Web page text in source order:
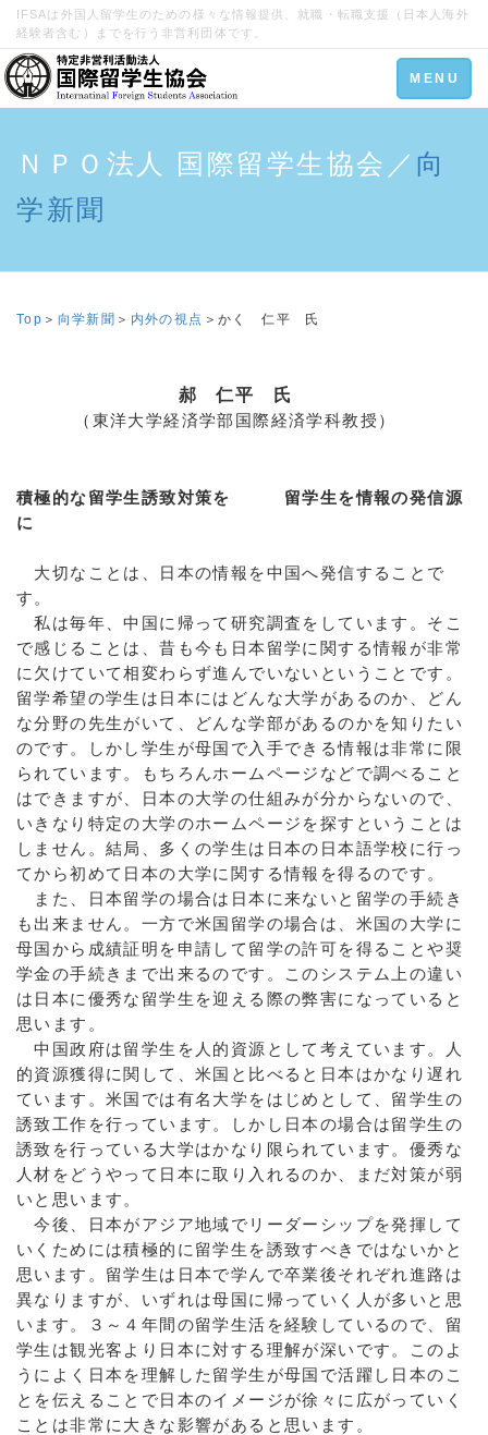
IFSAは外国人留学生のための様々な情報提供、就職・転職支援（日本人海外
経験者含む）までを行う非営利団体です。
Toggle
navigation
MENU
ＮＰＯ法人 国際留学生協会／ 向
学新聞
Top ＞ 向学新聞 ＞ 内外の視点 ＞かく 仁平 氏
郝 仁平 氏
（東洋大学経済学部国際経済学科教授）
積極的な留学生誘致対策を 留学生を情報の発信源
に
大切なことは、日本の情報を中国へ発信することで
す。
私は毎年、中国に帰って研究調査をしています。そこ
で感じることは、昔も今も日本留学に関する情報が非常
に欠けていて相変わらず進んでいないということです。
留学希望の学生は日本にはどんな大学があるのか、どん
な分野の先生がいて、どんな学部があるのかを知りたい
のです。しかし学生が母国で入手できる情報は非常に限
られています。もちろんホームページなどで調べること
はできますが、日本の大学の仕組みが分からないので、
いきなり特定の大学のホームページを探すということは
しません。結局、多くの学生は日本の日本語学校に行っ
てから初めて日本の大学に関する情報を得るのです。
また、日本留学の場合は日本に来ないと留学の手続き
も出来ません。一方で米国留学の場合は、米国の大学に
母国から成績証明を申請して留学の許可を得ることや奨
学金の手続きまで出来るのです。このシステム上の違い
は日本に優秀な留学生を迎える際の弊害になっていると
思います。
中国政府は留学生を人的資源として考えています。人
的資源獲得に関して、米国と比べると日本はかなり遅れ
ています。米国では有名大学をはじめとして、留学生の
誘致工作を行っています。しかし日本の場合は留学生の
誘致を行っている大学はかなり限られています。優秀な
人材をどうやって日本に取り入れるのか、まだ対策が弱
いと思います。
今後、日本がアジア地域でリーダーシップを発揮して
いくためには積極的に留学生を誘致すべきではないかと
思います。留学生は日本で学んで卒業後それぞれ進路は
異なりますが、いずれは母国に帰っていく人が多いと思
います。３～４年間の留学生活を経験しているので、留
学生は観光客より日本に対する理解が深いです。このよ
うによく日本を理解した留学生が母国で活躍し日本のこ
とを伝えることで日本のイメージが徐々に広がっていく
ことは非常に大きな影響があると思います。